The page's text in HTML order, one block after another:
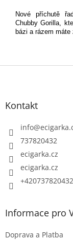
Nové příchutě
Chubby Gorilla,
bázi a rázem
Kontakt
info@
737820432
ecigarka.cz
ecigarka.cz
+420737820432
Informace pro
Doprava a Platba